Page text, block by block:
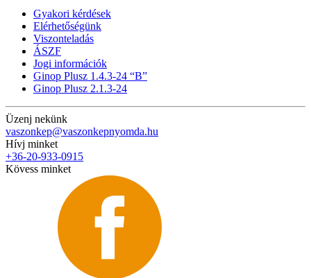
Gyakori kérdések
Elérhetőségünk
Viszonteladás
ÁSZF
Jogi információk
Ginop Plusz 1.4.3-24 “B”
Ginop Plusz 2.1.3-24
Üzenj nekünk
vaszonkep@vaszonkepnyomda.hu
Hívj minket
+36-20-933-0915
Kövess minket